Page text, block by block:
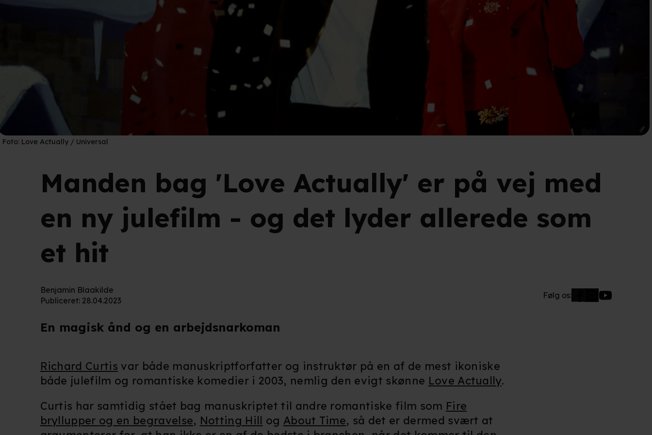
Foto: Love Actually / Universal
Manden bag 'Love Actually' er på vej med
en ny julefilm - og det lyder allerede som
et hit
Benjamin Blaakilde
Publiceret: 28.04.2023
Følg os:
En magisk ånd og en arbejdsnarkoman
Richard Curtis var både manuskriptforfatter og instruktør på en af de mest ikoniske
både julefilm og romantiske komedier i 2003, nemlig den evigt skønne Love Actually.
Curtis har samtidig stået bag manuskriptet til andre romantiske film som Fire
bryllupper og en begravelse, Notting Hill og About Time, så det er dermed svært at